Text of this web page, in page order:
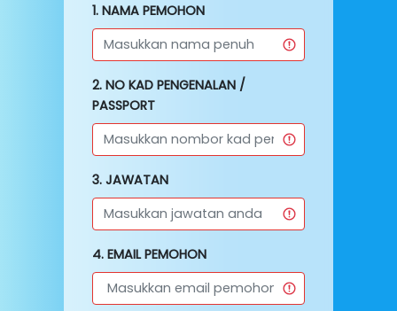
1. NAMA PEMOHON
2. NO KAD PENGENALAN /
PASSPORT
3. JAWATAN
4. EMAIL PEMOHON